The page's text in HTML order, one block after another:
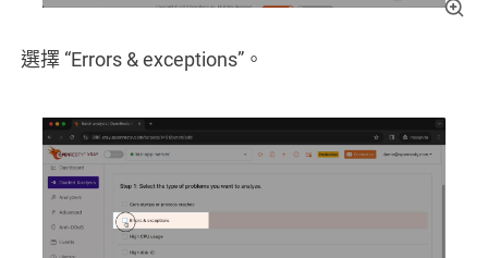
選擇 “Errors & exceptions”。